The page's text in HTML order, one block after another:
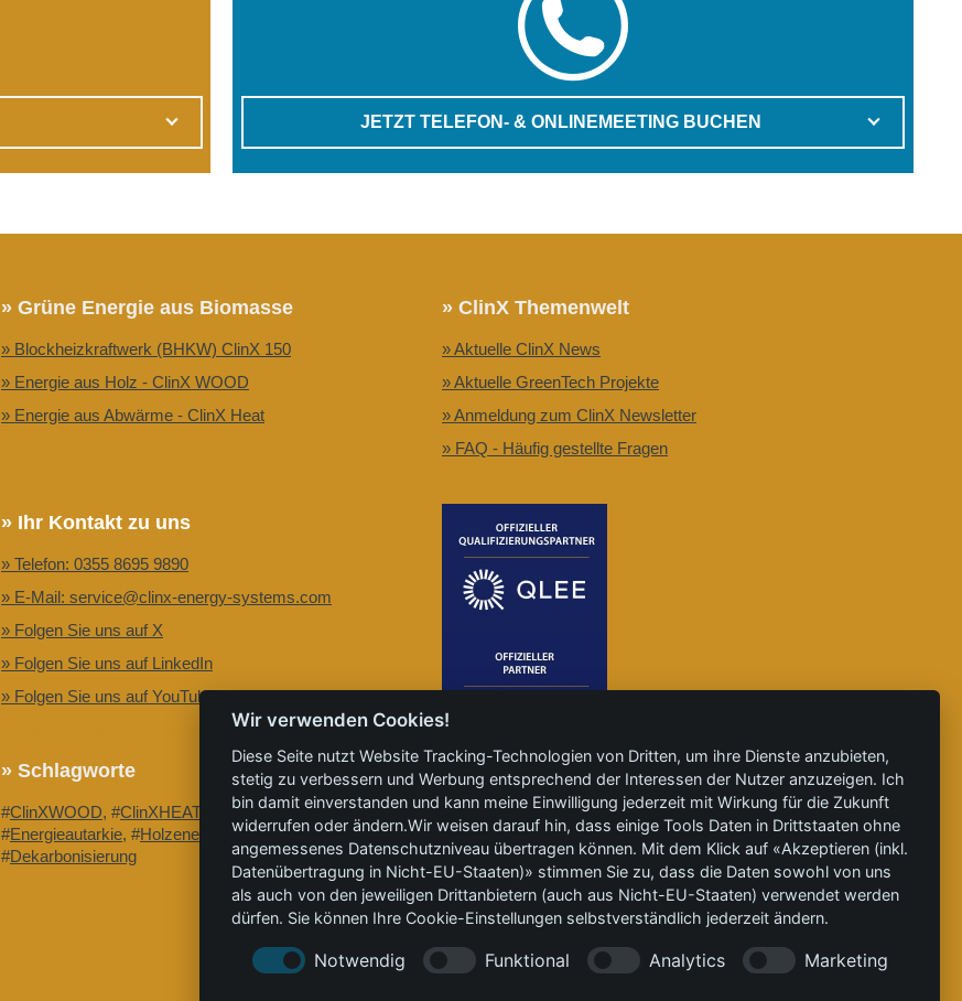
JETZT TELEFON- & ONLINEMEETING BUCHEN
» Grüne Energie aus Biomasse
» Blockheizkraftwerk (BHKW) ClinX 150
» Energie aus Holz - ClinX WOOD
» Energie aus Abwärme - ClinX Heat
» ClinX Themenwelt
» Aktuelle ClinX News
» Aktuelle GreenTech Projekte
» Anmeldung zum ClinX Newsletter
» FAQ - Häufig gestellte Fragen
» Ihr Kontakt zu uns
» Telefon: 0355 8695 9890
» E-Mail: service@clinx-energy-systems.com
» Folgen Sie uns auf X
» Folgen Sie uns auf LinkedIn
» Folgen Sie uns auf YouTube
Partner: CleanTech zur Dekarbonisierung.
» Schlagworte
#ClinXWOOD, #ClinXHEAT GrüneWärme,
#Energieautarkie, #Holzenergie , #Greenwashing
#Dekarbonisierung
Wir verwenden Cookies!
Diese Seite nutzt Website Tracking-Technologien von Dritten, um ihre Dienste anzubieten,
stetig zu verbessern und Werbung entsprechend der Interessen der Nutzer anzuzeigen. Ich
bin damit einverstanden und kann meine Einwilligung jederzeit mit Wirkung für die Zukunft
widerrufen oder ändern.Wir weisen darauf hin, dass einige Tools Daten in Drittstaaten ohne
angemessenes Datenschutzniveau übertragen können. Mit dem Klick auf «Akzeptieren (inkl.
Datenübertragung in Nicht-EU-Staaten)» stimmen Sie zu, dass die Daten sowohl von uns
als auch von den jeweiligen Drittanbietern (auch aus Nicht-EU-Staaten) verwendet werden
dürfen. Sie können Ihre Cookie-Einstellungen selbstverständlich jederzeit ändern.
Notwendig Funktional Analytics Marketing